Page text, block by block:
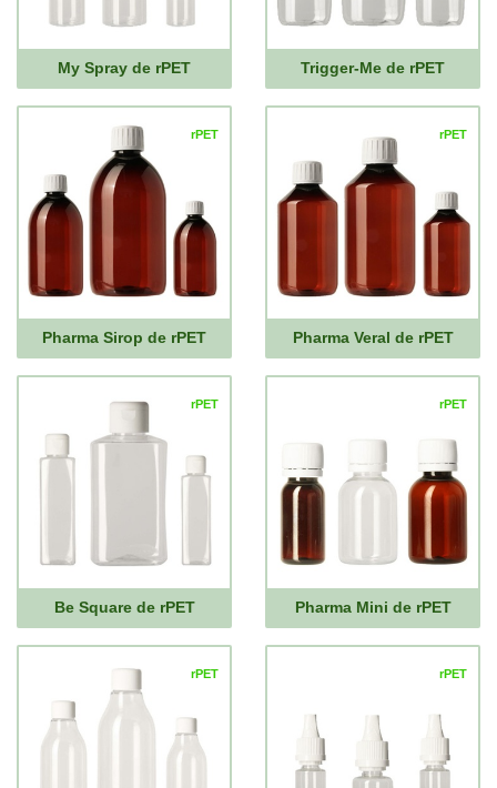
My Spray de rPET Trigger-Me de rPET
rPET
Pharma Sirop de rPET
rPET
Pharma Veral de rPET
rPET
Be Square de rPET
rPET
Pharma Mini de rPET
rPET rPET